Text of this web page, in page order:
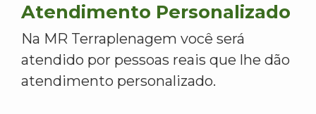
Atendimento Personalizado
Na MR Terraplenagem você será
atendido por pessoas reais que lhe dão
atendimento personalizado.